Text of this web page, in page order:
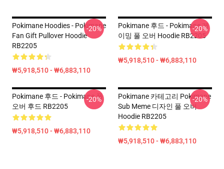
Pokimane Hoodies - Pokimane
Fan Gift Pullover Hoodie
RB2205
₩5,918,510 - ₩6,883,110
-20%
Pokimane 후드 - Pokimane 게
이밍 풀 오버 Hoodie RB2205
₩5,918,510 - ₩6,883,110
-20%
Pokimane 후드 - Pokimane 풀
오버 후드 RB2205
₩5,918,510 - ₩6,883,110
-20%
Pokimane 카테고리 Pokimane
Sub Meme 디자인 풀 오버
Hoodie RB2205
₩5,918,510 - ₩6,883,110
-20%